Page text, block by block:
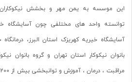
این موسسه به یمن مهر و بخشش
توانسته واحد های مختلفی چون آسایشگاه
آسایشگاه خیریه کهریزک استان البرز،
بانوان نیکوکار استان تهران و گروه بانوان